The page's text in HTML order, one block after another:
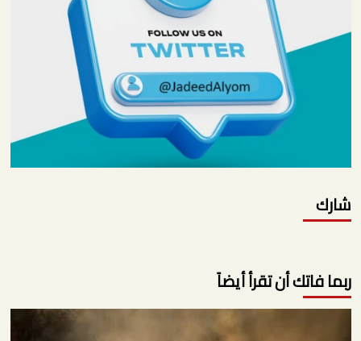
شارك
ربما فاتك أن تقرأ أيضاً